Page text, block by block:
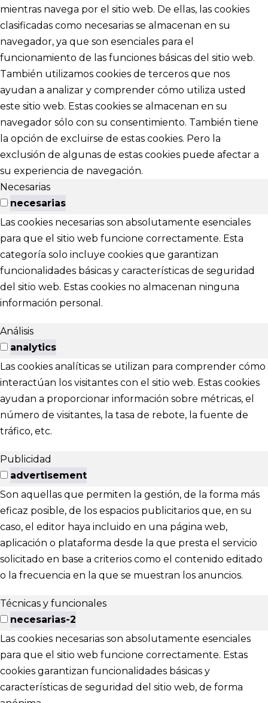
mientras navega por el sitio web. De ellas, las cookies
clasificadas como necesarias se almacenan en su
navegador, ya que son esenciales para el
funcionamiento de las funciones básicas del sitio web.
También utilizamos cookies de terceros que nos
ayudan a analizar y comprender cómo utiliza usted
este sitio web. Estas cookies se almacenan en su
navegador sólo con su consentimiento. También tiene
la opción de excluirse de estas cookies. Pero la
exclusión de algunas de estas cookies puede afectar a
su experiencia de navegación.
Necesarias
necesarias
Las cookies necesarias son absolutamente esenciales
para que el sitio web funcione correctamente. Esta
categoría solo incluye cookies que garantizan
funcionalidades básicas y características de seguridad
del sitio web. Estas cookies no almacenan ninguna
información personal.
Análisis
analytics
Las cookies analíticas se utilizan para comprender cómo
interactúan los visitantes con el sitio web. Estas cookies
ayudan a proporcionar información sobre métricas, el
número de visitantes, la tasa de rebote, la fuente de
tráfico, etc.
Publicidad
advertisement
Son aquellas que permiten la gestión, de la forma más
eficaz posible, de los espacios publicitarios que, en su
caso, el editor haya incluido en una página web,
aplicación o plataforma desde la que presta el servicio
solicitado en base a criterios como el contenido editado
o la frecuencia en la que se muestran los anuncios.
Técnicas y funcionales
necesarias-2
Las cookies necesarias son absolutamente esenciales
para que el sitio web funcione correctamente. Estas
cookies garantizan funcionalidades básicas y
características de seguridad del sitio web, de forma